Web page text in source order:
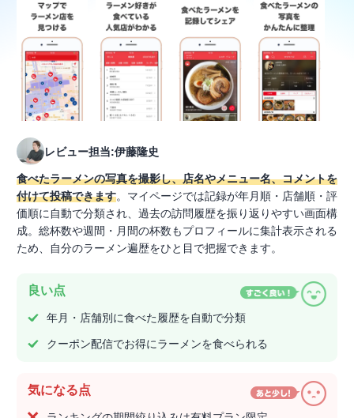
レビュー担当:伊藤隆史
食べたラーメンの写真を撮影し、店名やメニュー名、コメントを
付けて投稿できます。マイページでは記録が年月順・店舗順・評
価順に自動で分類され、過去の訪問履歴を振り返りやすい画面構
成。総杯数や週間・月間の杯数もプロフィールに集計表示される
ため、自分のラーメン遍歴をひと目で把握できます。
良い点
年月・店舗別に食べた履歴を自動で分類
クーポン配信でお得にラーメンを食べられる
気になる点